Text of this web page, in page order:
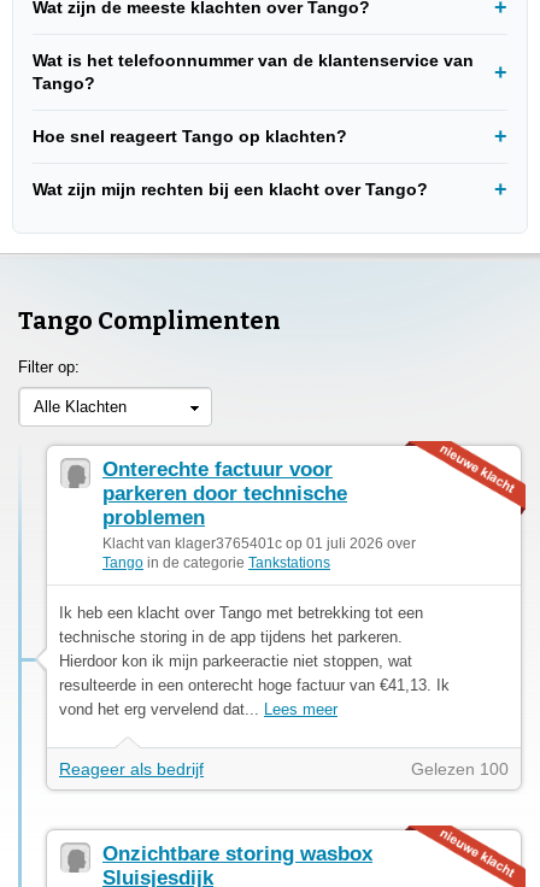
Wat zijn de meeste klachten over Tango?
Wat is het telefoonnummer van de klantenservice van
Tango?
Hoe snel reageert Tango op klachten?
Wat zijn mijn rechten bij een klacht over Tango?
Tango Complimenten
Filter op:
Alle Klachten
Onterechte factuur voor
parkeren door technische
problemen
Klacht van klager3765401c op 01 juli 2026 over
Tango in de categorie Tankstations
Ik heb een klacht over Tango met betrekking tot een
technische storing in de app tijdens het parkeren.
Hierdoor kon ik mijn parkeeractie niet stoppen, wat
resulteerde in een onterecht hoge factuur van €41,13. Ik
vond het erg vervelend dat... Lees meer
Reageer als bedrijf Gelezen 100
Onzichtbare storing wasbox
Sluisjesdijk